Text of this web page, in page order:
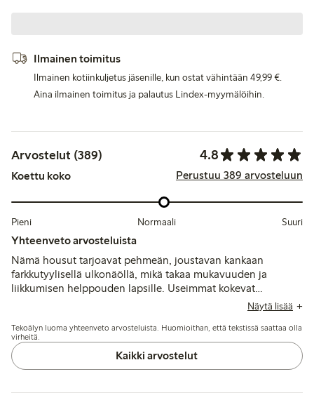
Ilmainen toimitus
Ilmainen kotiinkuljetus jäsenille, kun ostat vähintään 49,99 €.
Aina ilmainen toimitus ja palautus Lindex-myymälöihin.
Arvostelut (389) 4.8
Koettu koko Perustuu 389 arvosteluun
Pieni Normaali Suuri
Yhteenveto arvosteluista
Nämä housut tarjoavat pehmeän, joustavan kankaan
farkkutyylisellä ulkonäöllä, mikä takaa mukavuuden ja
liikkumisen helppouden lapsille. Useimmat kokevat
istuvuuden olevan oikean kokoinen tai hieman pienempi,
kokojen vaihteluita; kestävyydestä on muutamissa
arvosteluissa huolta.
Näytä lisää
Tekoälyn luoma yhteenveto arvosteluista. Huomioithan, että tekstissä saattaa olla
virheitä.
Kaikki arvostelut